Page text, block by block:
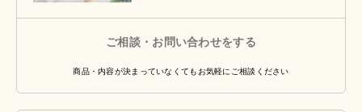
ご相談・お問い合わせをする
商品・内容が決まっていなくてもお気軽にご相談ください